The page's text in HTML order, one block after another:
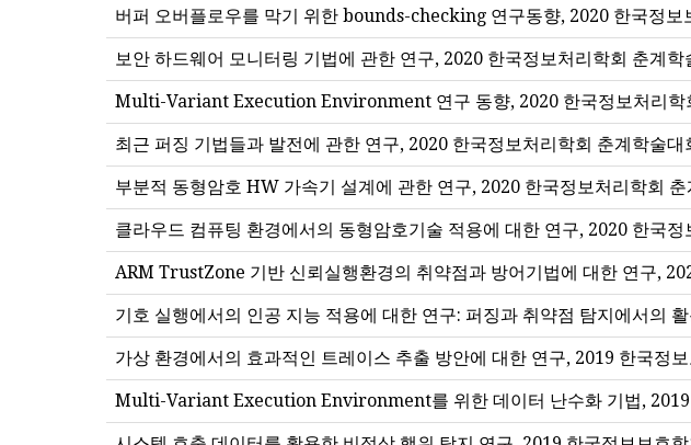
버퍼 오버플로우를 막기 위한 bounds-checking 연구동향, 2020 한국정
보안 하드웨어 모니터링 기법에 관한 연구, 2020 한국정보처리학회 춘계
Multi-Variant Execution Environment 연구 동향, 2020 한국정보처리학
최근 퍼징 기법들과 발전에 관한 연구, 2020 한국정보처리학회 춘계학술
부분적 동형암호 HW 가속기 설계에 관한 연구, 2020 한국정보처리학회
클라우드 컴퓨팅 환경에서의 동형암호기술 적용에 대한 연구, 2020 한국
ARM TrustZone 기반 신뢰실행환경의 취약점과 방어기법에 대한 연구,
기호 실행에서의 인공 지능 적용에 대한 연구: 퍼징과 취약점 탐지에서의
가상 환경에서의 효과적인 트레이스 추출 방안에 대한 연구, 2019 한국정
Multi-Variant Execution Environment를 위한 데이터 난수화 기법, 2019